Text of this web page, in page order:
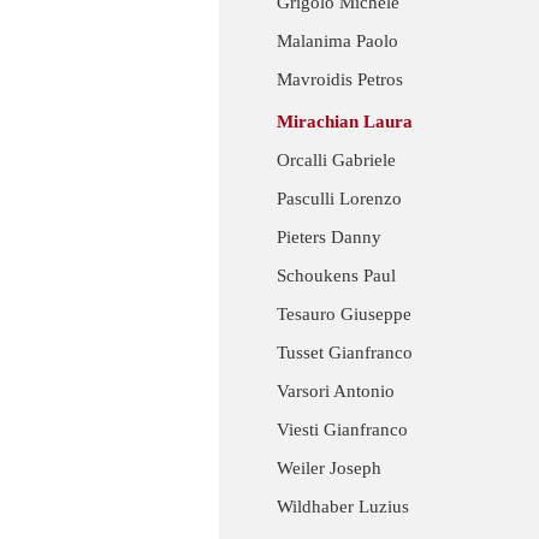
Malanima Paolo
Mavroidis Petros
Mirachian Laura
Orcalli Gabriele
Pasculli Lorenzo
Pieters Danny
Schoukens Paul
Tesauro Giuseppe
Tusset Gianfranco
Varsori Antonio
Viesti Gianfranco
Weiler Joseph
Wildhaber Luzius